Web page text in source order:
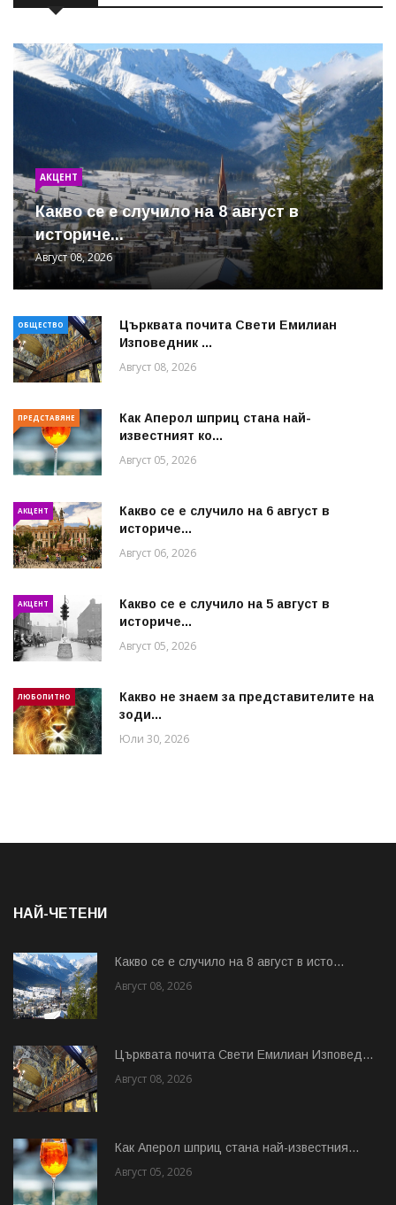
АКЦЕНТ
Какво се е случило на 8 август в
историче...
Август 08, 2026
ОБЩЕСТВО
Църквата почита Свeти Емилиан
Изповедник ...
Август 08, 2026
ПРЕДСТАВЯНЕ
Как Аперол шприц стана най-
известният ко...
Август 05, 2026
АКЦЕНТ
Какво се е случило на 6 август в
историче...
Август 06, 2026
АКЦЕНТ
Какво се е случило на 5 август в
историче...
Август 05, 2026
ЛЮБОПИТНО
Какво не знаем за представителите на
зоди...
Юли 30, 2026
НАЙ-ЧЕТЕНИ
Какво се е случило на 8 август в исто...
Август 08, 2026
Църквата почита Свeти Емилиан Изповед...
Август 08, 2026
Как Аперол шприц стана най-известния...
Август 05, 2026